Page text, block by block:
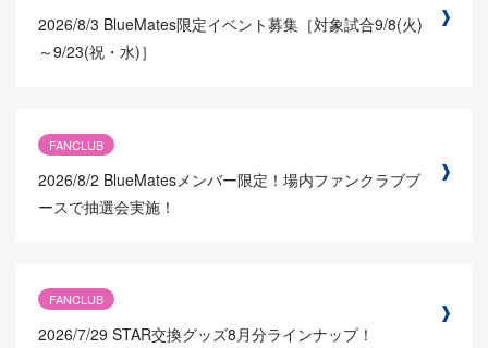
2026/8/3 BlueMates限定イベント募集［対象試合9/8(火)
～9/23(祝・水)］
FANCLUB
2026/8/2 BlueMatesメンバー限定！場内ファンクラブブ
ースで抽選会実施！
FANCLUB
2026/7/29 STAR交換グッズ8月分ラインナップ！